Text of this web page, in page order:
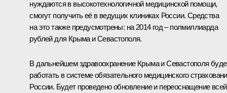
нуждаются в высокотехнологичной медицинской помощи,
смогут получить её в ведущих клиниках России. Средства
на это также предусмотрены: на 2014 год – полмиллиарда
рублей для Крыма и Севастополя.
В дальнейшем здравоохранение Крыма и Севастополя
работать в системе обязательного медицинского
России. Будет проведено обновление и переоснащение всей